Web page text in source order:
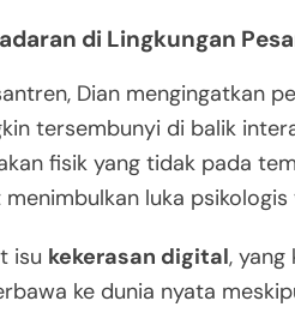
di Lingkungan
Dian mengingatkan
tersembunyi di balik
fisik yang tidak pada
luka psikologis
isu kekerasan digital,
ke dunia nyata